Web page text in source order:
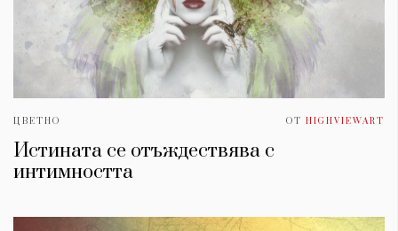
ЦВЕТНО ОТ HIGHVIEWART
Истината се отъждествява с
интимността